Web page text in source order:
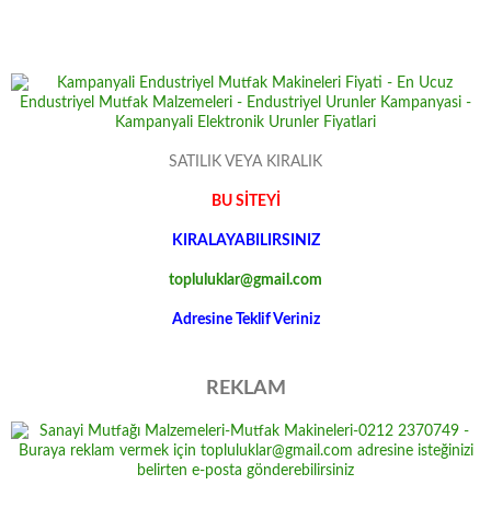
SATILIK VEYA KIRALIK
BU SİTEYİ
KIRALAYABILIRSINIZ
topluluklar@gmail.com
Adresine Teklif Veriniz
REKLAM